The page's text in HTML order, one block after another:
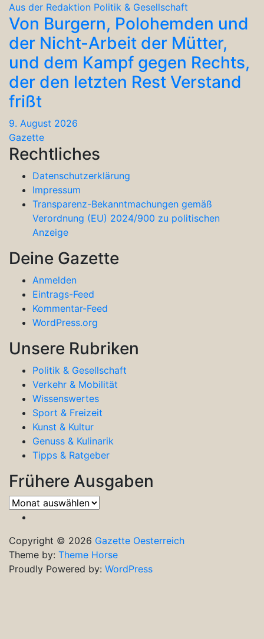
Aus der Redaktion Politik & Gesellschaft
Von Burgern, Polohemden und
der Nicht-Arbeit der Mütter,
und dem Kampf gegen Rechts,
der den letzten Rest Verstand
frißt
9. August 2026
Gazette
Rechtliches
Datenschutzerklärung
Impressum
Transparenz-Bekanntmachungen gemäß
Verordnung (EU) 2024/900 zu politischen
Anzeige
Deine Gazette
Anmelden
Eintrags-Feed
Kommentar-Feed
WordPress.org
Unsere Rubriken
Politik & Gesellschaft
Verkehr & Mobilität
Wissenswertes
Sport & Freizeit
Kunst & Kultur
Genuss & Kulinarik
Tipps & Ratgeber
Frühere Ausgaben
Frühere
Ausgaben
Copyright © 2026 Gazette Oesterreich
Theme by: Theme Horse
Proudly Powered by: WordPress